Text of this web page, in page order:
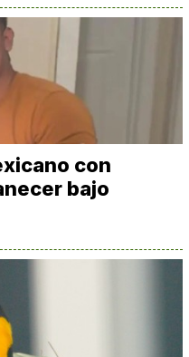
con
bajo